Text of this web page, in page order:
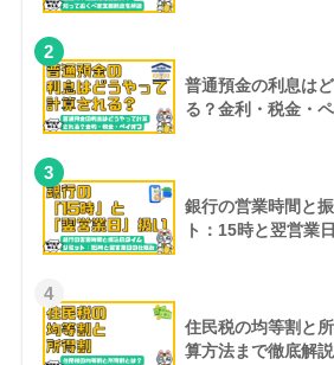
2
普通預金の利息は
る？金利・税金・
3
銀行の営業時間と
ト：15時と翌営業
4
住民税の均等割と
算方法まで徹底解説